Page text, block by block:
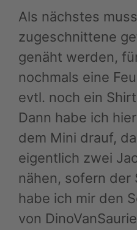
Als nächstes
zugeschnittene
genäht werden,
nochmals eine
evtl. noch ein
Dann habe ich
dem Mini drauf,
eigentlich zwei
nähen, sofern
habe ich mir den
von